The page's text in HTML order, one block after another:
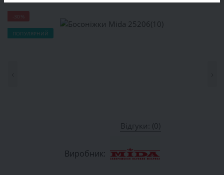
ПОПУЛЯРНИЙ
Відгуки: (0)
Виробник: